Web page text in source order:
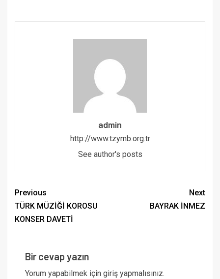
admin
http://www.tzymb.org.tr
See author's posts
Previous
TÜRK MÜZİĞİ KOROSU
KONSER DAVETİ
Next
BAYRAK İNMEZ
Bir cevap yazın
Yorum yapabilmek için giriş yapmalısınız.